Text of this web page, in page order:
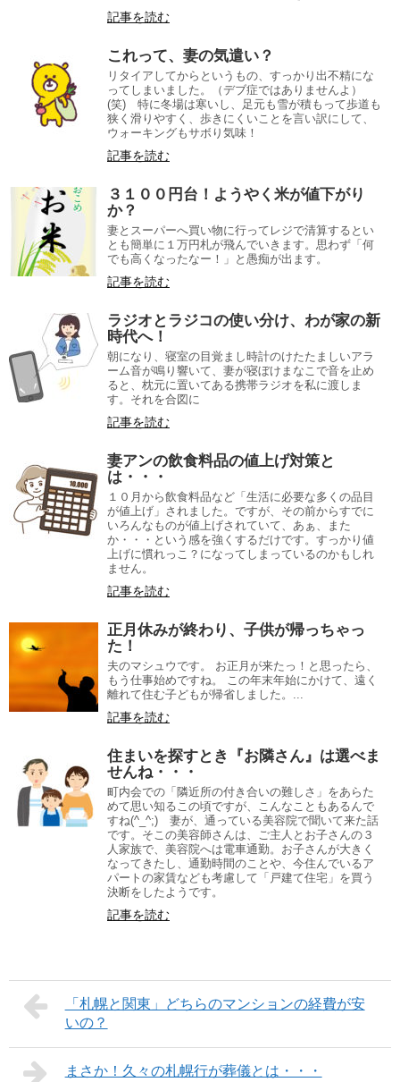
記事を読む
これって、妻の気遣い？
リタイアしてからというもの、すっかり出不精にな
ってしまいました。（デブ症ではありませんよ）
(笑) 特に冬場は寒いし、足元も雪が積もって歩道も
狭く滑りやすく、歩きにくいことを言い訳にして、
ウォーキングもサボり気味！
記事を読む
３１００円台！ようやく米が値下がり
か？
妻とスーパーへ買い物に行ってレジで清算するとい
とも簡単に１万円札が飛んでいきます。思わず「何
でも高くなったなー！」と愚痴が出ます。
記事を読む
ラジオとラジコの使い分け、わが家の新
時代へ！
朝になり、寝室の目覚まし時計のけたたましいアラ
ーム音が鳴り響いて、妻が寝ぼけまなこで音を止め
ると、枕元に置いてある携帯ラジオを私に渡しま
す。それを合図に
記事を読む
妻アンの飲食料品の値上げ対策と
は・・・
１０月から飲食料品など「生活に必要な多くの品目
が値上げ」されました。ですが、その前からすでに
いろんなものが値上げされていて、あぁ、また
か・・・という感を強くするだけです。すっかり値
上げに慣れっこ？になってしまっているのかもしれ
ません。
記事を読む
正月休みが終わり、子供が帰っちゃっ
た！
夫のマシュウです。 お正月が来たっ！と思ったら、
もう仕事始めですね。 この年末年始にかけて、遠く
離れて住む子どもが帰省しました。...
記事を読む
住まいを探すとき『お隣さん』は選べま
せんね・・・
町内会での「隣近所の付き合いの難しさ」をあらた
めて思い知るこの頃ですが、こんなこともあるんで
すね(^_^;) 妻が、通っている美容院で聞いて来た話
です。そこの美容師さんは、ご主人とお子さんの３
人家族で、美容院へは電車通勤。お子さんが大きく
なってきたし、通勤時間のことや、今住んでいるア
パートの家賃なども考慮して「戸建て住宅」を買う
決断をしたようです。
記事を読む
「札幌と関東」どちらのマンションの経費が安
いの？
まさか！久々の札幌行が葬儀とは・・・